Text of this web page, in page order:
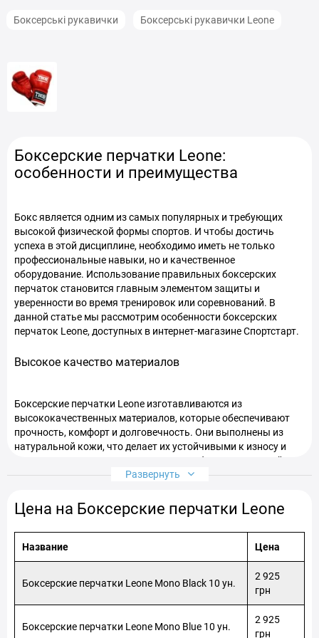
Боксерські рукавички Боксерські рукавички Leone
Боксерские перчатки Leone:
особенности и преимущества
Бокс является одним из самых популярных и требующих
высокой физической формы спортов. И чтобы достичь
успеха в этой дисциплине, необходимо иметь не только
профессиональные навыки, но и качественное
оборудование. Использование правильных боксерских
перчаток становится главным элементом защиты и
уверенности во время тренировок или соревнований. В
данной статье мы рассмотрим особенности боксерских
перчаток Leone, доступных в интернет-магазине Спортстарт.
Высокое качество материалов
Боксерские перчатки Leone изготавливаются из
высококачественных материалов, которые обеспечивают
прочность, комфорт и долговечность. Они выполнены из
натуральной кожи, что делает их устойчивыми к износу и
повреждениям. Кроме того, перчатки обладают хорошей
вентиляцией, позволяющей рукам дышать и предотвращать
Эргономичный дизайн и удобство использования
Благодаря продуманной конструкции, боксерские перчатки
Leone обеспечивают оптимальную поддержку и защиту
суставов рук. Они имеют специальную подкладку, которая
амортизирует удары и снижает риск получения травм. Более
того, внутренняя поверхность перчаток обеспечивает
отличное сцепление, позволяя ладоням плотно прилегать и
Развернуть
Цена на Боксерские перчатки Leone
Название Цена
Боксерские перчатки Leone Mono Black 10 ун.
2 925
грн
Боксерские перчатки Leone Mono Blue 10 ун.
2 925
грн